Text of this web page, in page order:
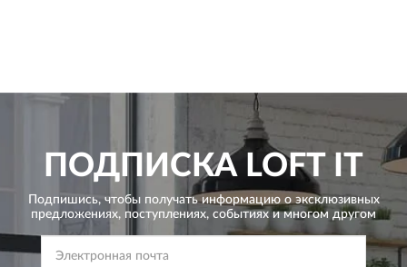
ПОДПИСКА LOFT IT
Подпишись, чтобы получать информацию о эксклюзивных
предложениях, поступлениях, событиях и многом другом